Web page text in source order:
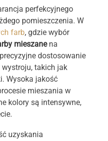
perfekcyjnego
pomieszczenia. W
farb, gdzie wybór
mieszanena
dostosowanie
wystroju, takich jak
Wysoka jakość
mieszania w
kolory są intensywne,
uzyskania